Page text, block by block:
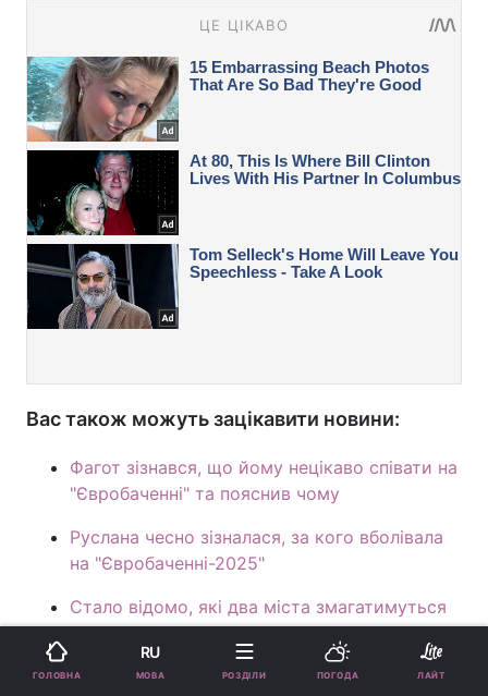
Вас також можуть зацікавити новини:
Фагот зізнався, що йому нецікаво співати на
"Євробаченні" та пояснив чому
Руслана чесно зізналася, за кого вболівала
на "Євробаченні-2025"
Стало відомо, які два міста змагатимуться
за право приймати "Євробачення-2026"
Євробаченння
ГОЛОВНА
RU
МОВА РОЗДІЛИ ПОГОДА ЛАЙТ